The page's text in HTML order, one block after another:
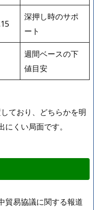
深押し時のサポ
ート
週間ベースの下
値目安
ており、どちらかを明
くい局面です。
貿易協議に関する報道